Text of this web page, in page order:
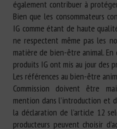
également contribuer à
Bien que les consommateurs
IG comme étant de haute
ne respectent même pas les
matière de bien-être animal.
produits IG ont mis au jour des
Les références au bien-être
Commission doivent être
mention dans l’introduction et
la déclaration de l’article 12
producteurs peuvent choisir